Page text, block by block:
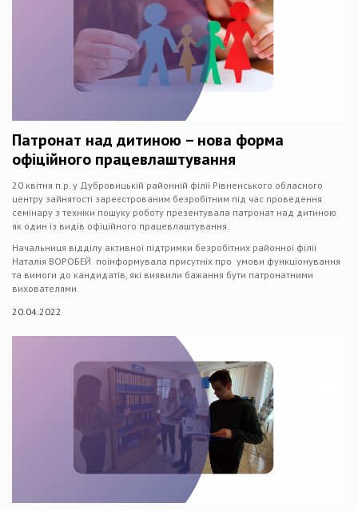
Патронат над дитиною – нова форма
офіційного працевлаштування
20 квітня п.р. у Дубровицькій районній філії Рівненського обласного
центру зайнятості зареєстрованим безробітним під час проведення
семінару з техніки пошуку роботу презентувала патронат над дитиною
як один із видів офіційного працевлаштування.
Начальниця відділу активної підтримки безробітних районної філії
Наталія ВОРОБЕЙ поінформувала присутніх про умови функціонування
та вимоги до кандидатів, які виявили бажання бути патронатними
вихователями.
20.04.2022